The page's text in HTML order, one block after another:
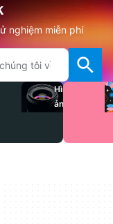
nghiệm miễn phí
Hình
ảnh